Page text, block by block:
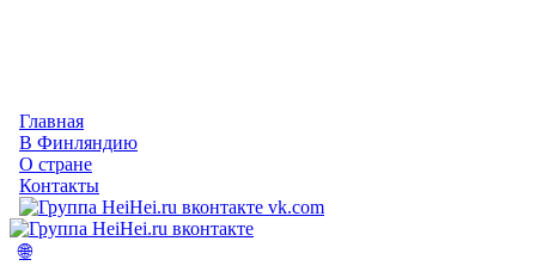
Главная
В Финляндию
О стране
Контакты
vk.com
🌐